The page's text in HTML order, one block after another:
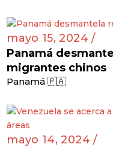
mayo 15, 2024 /
Panamá
migrantes chinos
Panamá 🇵🇦
mayo 14, 2024 /